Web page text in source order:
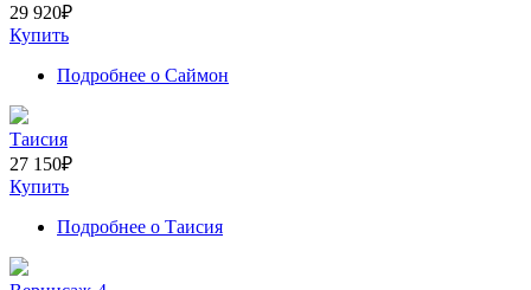
29 920₽
Купить
Подробнее о Саймон
Таисия
27 150₽
Купить
Подробнее о Таисия